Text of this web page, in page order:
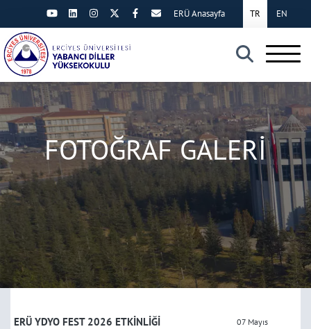
×
TR EN
ERÜ Anasayfa
FOTOĞRAF GALERİ
ERÜ YDYO FEST 2026 ETKİNLİĞİ
07 Mayıs